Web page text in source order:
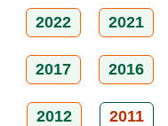
2022 2021
2017 2016
2012 2011